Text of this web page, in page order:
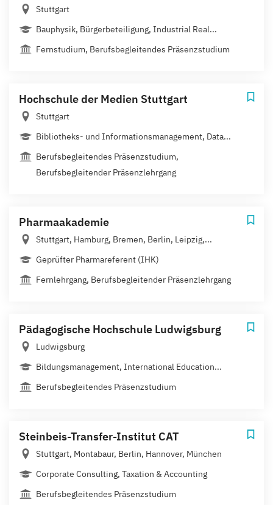
Stuttgart
Bauphysik, Bürgerbeteiligung, Industrial Real...
Fernstudium, Berufsbegleitendes Präsenzstudium
Hochschule der Medien Stuttgart
Stuttgart
Bibliotheks- und Informationsmanagement, Data...
Berufsbegleitendes Präsenzstudium,
Berufsbegleitender Präsenzlehrgang
Pharmaakademie
Stuttgart, Hamburg, Bremen, Berlin, Leipzig,...
Geprüfter Pharmareferent (IHK)
Fernlehrgang, Berufsbegleitender Präsenzlehrgang
Pädagogische Hochschule Ludwigsburg
Ludwigsburg
Bildungsmanagement, International Education...
Berufsbegleitendes Präsenzstudium
Steinbeis-Transfer-Institut CAT
Stuttgart, Montabaur, Berlin, Hannover, München
Corporate Consulting, Taxation & Accounting
Berufsbegleitendes Präsenzstudium